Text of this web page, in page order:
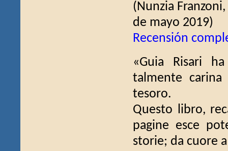
(Nunzia
de mayo 2019)
Recensión
«Guia Risari
talmente
tesoro.
Questo libro,
pagine esce
storie; da cuore